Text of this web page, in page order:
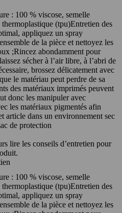
: 100 % viscose, semelle
(tpu)Entretien des
appliquez un spray
de la pièce et nettoyez les
;Rincez abondamment pour
sécher à l’air libre, à l’abri de
brossez délicatement avec
le matériau peut perdre de sa
des matériaux imprimés peuvent
donc les manipuler avec
les matériaux pigmentés afin
article dans un environnement sec
de protection
lire les conseils d’entretien pour
: 100 % viscose, semelle
(tpu)Entretien des
appliquez un spray
de la pièce et nettoyez les